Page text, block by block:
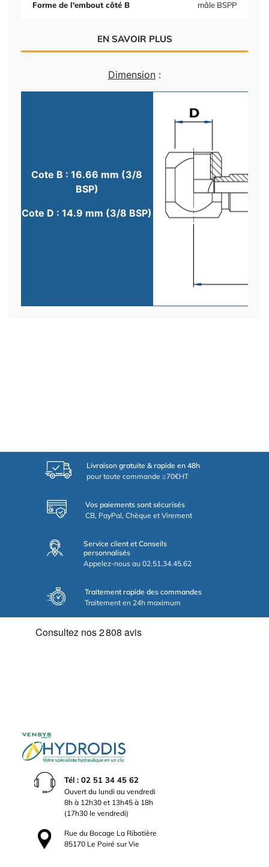
Forme de l'embout côté B mâle BSPP
EN SAVOIR PLUS
Dimension :
Cote B : 16.66 mm (3/8
BSP)
Cote D : 14.9 mm (3/8 BSP)
Livraison gratuite & rapide en 48h
pour toute commande ≥70€HT
Vos paiements sont sécurisés
CB, PayPal, Chèque et Virement
Service client et Conseils
personnalisés
Appelez-nous au 02.51.34.45.62
Traitement rapide des commandes
Traitement en 24h maximum
Tél : 02 51 34 45 62
Ouvert du lundi au vendredi
8h à 12h30 et 13h45 à 18h
(17h30 le vendredi)
Rue du Bocage La Ribotière
85170 Le Poiré sur Vie